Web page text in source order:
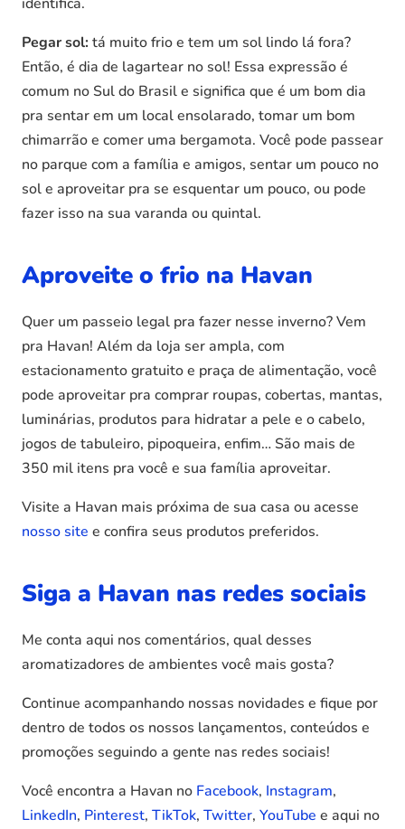
Pegar sol:tá muito frio e tem um sol lindo lá fora?
Então, é dia de lagartear no sol! Essa expressão é
comum no Sul do Brasil e significa que é um bom dia
pra sentar em um local ensolarado, tomar um bom
chimarrão e comer uma bergamota. Você pode passear
no parque com a família e amigos, sentar um pouco no
sol e aproveitar pra se esquentar um pouco, ou pode
fazer isso na sua varanda ou quintal.
Aproveite o frio na Havan
Quer um passeio legal pra fazer nesse inverno? Vem
pra Havan! Além da loja ser ampla, com
estacionamento gratuito e praça de alimentação, você
pode aproveitar pra comprar roupas, cobertas, mantas,
luminárias, produtos para hidratar a pele e o cabelo,
jogos de tabuleiro, pipoqueira, enfim… São mais de
350 mil itens pra você e sua família aproveitar.
Visite a Havan mais próxima de sua casa ou acesse
nosso site e confira seus produtos preferidos.
Siga a Havan nas redes sociais
Me conta aqui nos comentários, qual desses
aromatizadores de ambientes você mais gosta?
Continue acompanhando nossas novidades e fique por
dentro de todos os nossos lançamentos, conteúdos e
promoções seguindo a gente nas redes sociais!
Você encontra a Havan no Facebook, Instagram,
LinkedIn, Pinterest, TikTok, Twitter, YouTube e aqui no